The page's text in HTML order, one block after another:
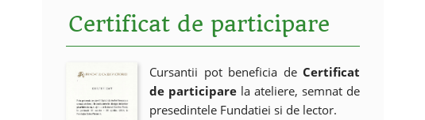
Certificat de participare
Cursantii pot beneficia de Certificat
de participare la ateliere, semnat de
presedintele Fundatiei si de lector.